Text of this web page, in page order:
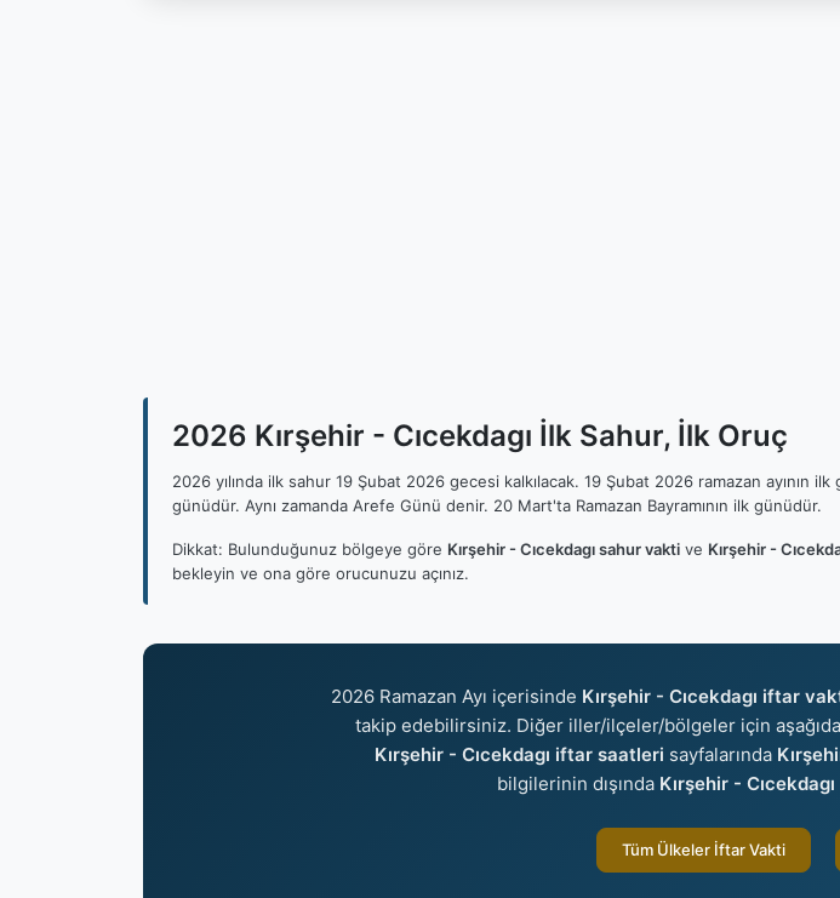
2026 Kırşehir - Cıcekdagı İlk Sahur, İlk Oruç
2026 yılında ilk sahur 19 Şubat 2026 gecesi kalkılacak. 19 Şubat 2026 ramazan ayının
günüdür. Aynı zamanda Arefe Günü denir. 20 Mart'ta Ramazan Bayramının ilk günüdür.
Dikkat: Bulunduğunuz bölgeye göre Kırşehir - Cıcekdagı sahur vakti ve Kırşehir -
bekleyin ve ona göre orucunuzu açınız.
2026 Ramazan Ayı içerisinde Kırşehir - Cıcekdagı iftar
takip edebilirsiniz. Diğer iller/ilçeler/bölgeler için
Kırşehir - Cıcekdagı iftar saatleri sayfalarında
bilgilerinin dışında Kırşehir -
Tüm Ülkeler İftar Vakti